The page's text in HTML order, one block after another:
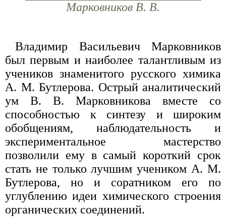
Марковников В. В.
Владимир Васильевич Марковников
был первым и наиболее талантливым из
учеников знаменитого русского химика
А. М. Бутлерова. Острый аналитический
ум В. В. Марковникова вместе со
способностью к синтезу и широким
обобщениям, наблюдательность и
экспериментальное мастерство
позволили ему в самый короткий срок
стать не только лучшим учеником А. М.
Бутлерова, но и соратником его по
углублению идеи химического строения
органических соединений.